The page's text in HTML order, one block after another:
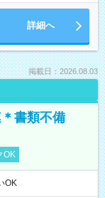
詳細へ
掲載日：2026.08.03
書類不備
OK
OK